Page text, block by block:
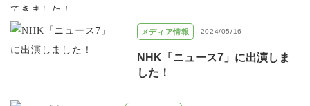
メディア情報 2024/05/16
NHK「ニュース7」に出演しま
した！